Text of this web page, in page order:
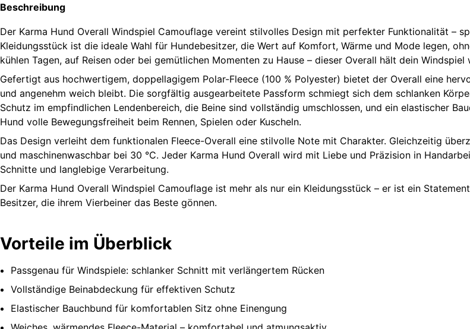
Beschreibung
Der Karma Hund Overall Windspiel Camouflage vereint stilvolles Design mit perfekter Funktionalität –
Kleidungsstück ist die ideale Wahl für Hundebesitzer, die Wert auf Komfort, Wärme und Mode legen,
kühlen Tagen, auf Reisen oder bei gemütlichen Momenten zu Hause – dieser Overall hält dein
Gefertigt aus hochwertigem, doppellagigem Polar-Fleece (100 % Polyester) bietet der Overall eine
und angenehm weich bleibt. Die sorgfältig ausgearbeitete Passform schmiegt sich dem schlanken
Schutz im empfindlichen Lendenbereich, die Beine sind vollständig umschlossen, und ein elastischer
Hund volle Bewegungsfreiheit beim Rennen, Spielen oder Kuscheln.
Das Design verleiht dem funktionalen Fleece-Overall eine stilvolle Note mit Charakter. Gleichzeitig
und maschinenwaschbar bei 30 °C. Jeder Karma Hund Overall wird mit Liebe und Präzision in
Schnitte und langlebige Verarbeitung.
Der Karma Hund Overall Windspiel Camouflage ist mehr als nur ein Kleidungsstück – er ist ein
Besitzer, die ihrem Vierbeiner das Beste gönnen.
Vorteile im Überblick
Passgenau für Windspiele: schlanker Schnitt mit verlängertem Rücken
Vollständige Beinabdeckung für effektiven Schutz
Elastischer Bauchbund für komfortablen Sitz ohne Einengung